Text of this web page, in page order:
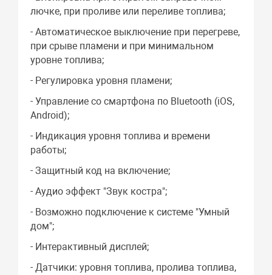
лючке, при проливе или переливе топлива;
- Автоматическое выключение при перегреве,
при срыве пламени и при минимальном
уровне топлива;
- Регулировка уровня пламени;
- Управление со смартфона по Bluetooth (iOS,
Android);
- Индикация уровня топлива и времени
работы;
- Защитный код на включение;
- Аудио эффект "Звук костра";
- Возможно подключение к системе "Умный
дом";
- Интерактивный дисплей;
- Датчики: уровня топлива, пролива топлива,